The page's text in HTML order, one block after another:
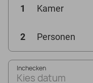
1 Kamer
2 Personen
Inchecken
Kies datum